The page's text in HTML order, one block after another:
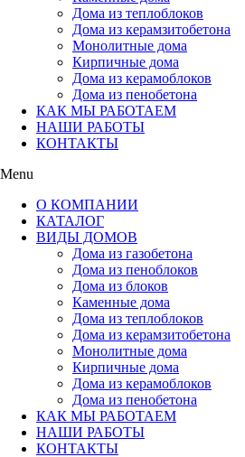
Дома из теплоблоков
Дома из керамзитобетона
Монолитные дома
Кирпичные дома
Дома из керамоблоков
Дома из пенобетона
КАК МЫ РАБОТАЕМ
НАШИ РАБОТЫ
КОНТАКТЫ
Menu
О КОМПАНИИ
КАТАЛОГ
ВИДЫ ДОМОВ
Дома из газобетона
Дома из пеноблоков
Дома из блоков
Каменные дома
Дома из теплоблоков
Дома из керамзитобетона
Монолитные дома
Кирпичные дома
Дома из керамоблоков
Дома из пенобетона
КАК МЫ РАБОТАЕМ
НАШИ РАБОТЫ
КОНТАКТЫ